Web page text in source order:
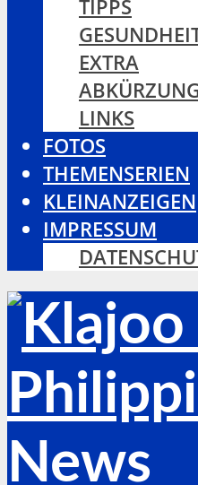
TIPPS
EXTRA
LINKS
FOTOS
THEMENSERIEN
KLEINANZEIGEN
IMPRESSUM